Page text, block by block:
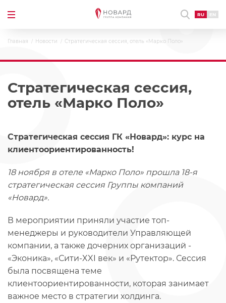
RU EN
Главная Новости Стратегическая сессия, отель «Марко Поло»
Стратегическая сессия,
отель «Марко Поло»
Стратегическая сессия ГК «Новард»: курс на
клиентоориентированность!
18 ноября в отеле «Марко Поло» прошла 18-я
стратегическая сессия Группы компаний
«Новард».
В мероприятии приняли участие топ-
менеджеры и руководители Управляющей
компании, а также дочерних организаций -
«Эконика», «Сити-XXI век» и «Рутектор». Сессия
была посвящена теме
клиентоориентированности, которая занимает
важное место в стратегии холдинга.